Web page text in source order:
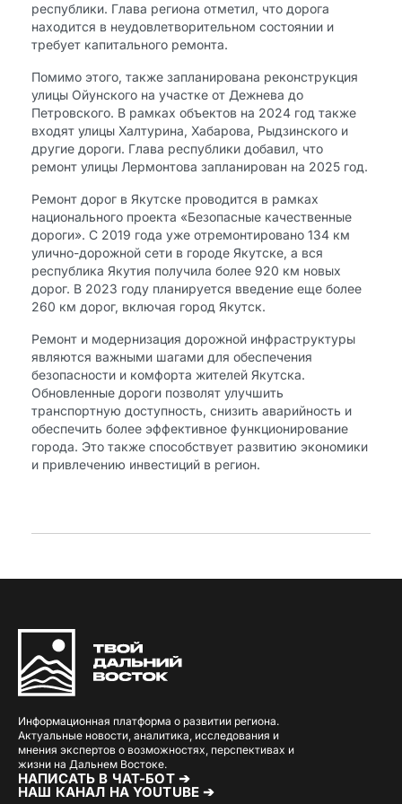
республики. Глава региона отметил, что дорога
находится в неудовлетворительном состоянии и
требует капитального ремонта.
Помимо этого, также запланирована реконструкция
улицы Ойунского на участке от Дежнева до
Петровского. В рамках объектов на 2024 год также
входят улицы Халтурина, Хабарова, Рыдзинского и
другие дороги. Глава республики добавил, что
ремонт улицы Лермонтова запланирован на 2025 год.
Ремонт дорог в Якутске проводится в рамках
национального проекта «Безопасные качественные
дороги». С 2019 года уже отремонтировано 134 км
улично-дорожной сети в городе Якутске, а вся
республика Якутия получила более 920 км новых
дорог. В 2023 году планируется введение еще более
260 км дорог, включая город Якутск.
Ремонт и модернизация дорожной инфраструктуры
являются важными шагами для обеспечения
безопасности и комфорта жителей Якутска.
Обновленные дороги позволят улучшить
транспортную доступность, снизить аварийность и
обеспечить более эффективное функционирование
города. Это также способствует развитию экономики
и привлечению инвестиций в регион.
Информационная платформа о развитии региона.
Актуальные новости, аналитика, исследования и
мнения экспертов о возможностях, перспективах и
жизни на Дальнем Востоке.
НАПИСАТЬ В ЧАТ-БОТ ➔
НАШ КАНАЛ НА YOUTUBE ➔